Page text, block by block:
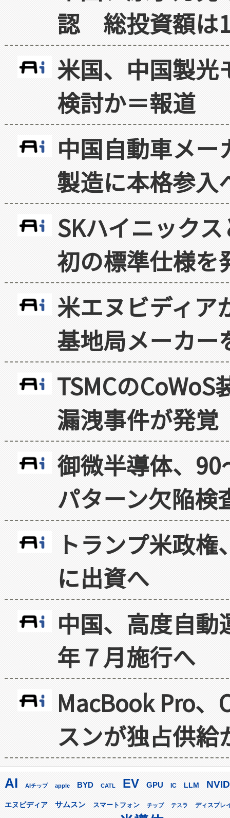
認 総投資額は
米国、中国製光
検討か＝報道
中国自動車メ
製造に本格参入
SKハイニック
初の標準仕様を
米エヌビディア
基地局メーカー
TSMCの
漏洩事件が発覚
御微半導体、
パターン欠陥検
トランプ米政
に出資へ
中国、高度自
年７月施行へ
MacBook Pro
スンが独占供給
AI AIチップ apple BYD CATL EV GPU IC LLM
エヌビディア サムスン スマートフォン チップ テスラ ディスプレ